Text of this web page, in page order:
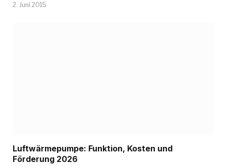
2. Juni 2015
Luftwärmepumpe: Funktion, Kosten und
Förderung 2026